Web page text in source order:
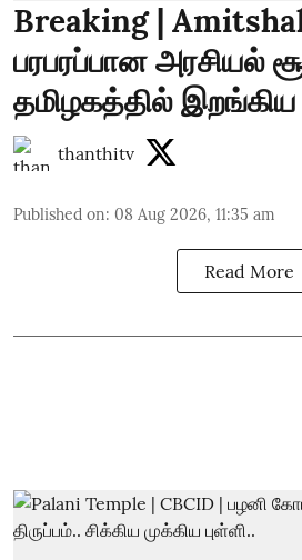
Breaking |
பரபரப்பான அரசியல்
தமிழகத்தில்
thanthitv
Published on: 08 Aug 2026, 11:35 am
Read More